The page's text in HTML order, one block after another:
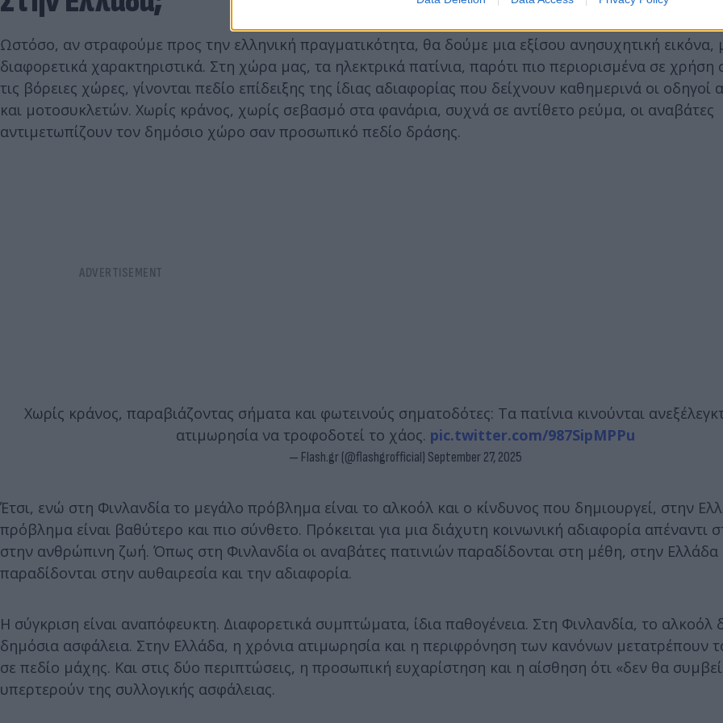
Ωστόσο, αν στραφούμε προς την ελληνική πραγματικότητα, θα δούμε μια εξίσου ανησυχητική εικόνα,
διαφορετικά χαρακτηριστικά. Στη χώρα μας, τα ηλεκτρικά πατίνια, παρότι πιο περιορισμένα σε χρήση
τις βόρειες χώρες, γίνονται πεδίο επίδειξης της ίδιας αδιαφορίας που δείχνουν καθημερινά οι οδηγοί
και μοτοσυκλετών. Χωρίς κράνος, χωρίς σεβασμό στα φανάρια, συχνά σε αντίθετο ρεύμα, οι αναβάτες
αντιμετωπίζουν τον δημόσιο χώρο σαν προσωπικό πεδίο δράσης.
Χωρίς κράνος, παραβιάζοντας σήματα και φωτεινούς σηματοδότες: Τα πατίνια κινούνται
ατιμωρησία να τροφοδοτεί το χάος. pic.twitter.com/987SipMPPu
— Flash.gr (@flashgrofficial) September 27, 2025
Έτσι, ενώ στη Φινλανδία το μεγάλο πρόβλημα είναι το αλκοόλ και ο κίνδυνος που δημιουργεί, στην
πρόβλημα είναι βαθύτερο και πιο σύνθετο. Πρόκειται για μια διάχυτη κοινωνική αδιαφορία απέναντι
στην ανθρώπινη ζωή. Όπως στη Φινλανδία οι αναβάτες πατινιών παραδίδονται στη μέθη, στην Ελλάδα
παραδίδονται στην αυθαιρεσία και την αδιαφορία.
Η σύγκριση είναι αναπόφευκτη. Διαφορετικά συμπτώματα, ίδια παθογένεια. Στη Φινλανδία, το αλκοόλ
δημόσια ασφάλεια. Στην Ελλάδα, η χρόνια ατιμωρησία και η περιφρόνηση των κανόνων μετατρέπουν
σε πεδίο μάχης. Και στις δύο περιπτώσεις, η προσωπική ευχαρίστηση και η αίσθηση ότι «δεν θα
υπερτερούν της συλλογικής ασφάλειας.